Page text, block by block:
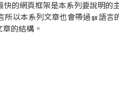
快的網頁框架是本系列要說明的
所以本系列文章也會帶過 go 語言
的結構。